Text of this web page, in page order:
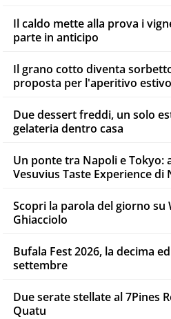
Il caldo mette alla prova i
parte in anticipo
Il grano cotto diventa
proposta per l'aperitivo estivo
Due dessert freddi, un solo
gelateria dentro casa
Un ponte tra Napoli e Tokyo:
Vesuvius Taste Experience di
Scopri la parola del giorno su
Ghiacciolo
Bufala Fest 2026, la decima
settembre
Due serate stellate al 7Pines
Quatu